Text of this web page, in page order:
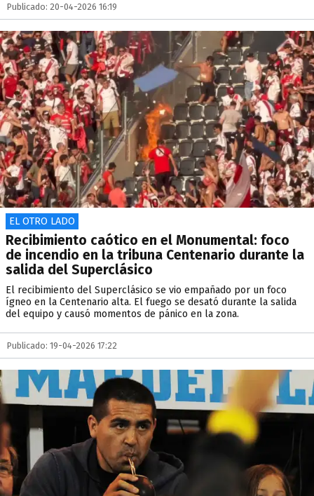
Publicado: 20-04-2026 16:19
EL OTRO LADO
Recibimiento caótico en el Monumental: foco
de incendio en la tribuna Centenario durante la
salida del Superclásico
El recibimiento del Superclásico se vio empañado por un foco
ígneo en la Centenario alta. El fuego se desató durante la salida
del equipo y causó momentos de pánico en la zona.
Publicado: 19-04-2026 17:22